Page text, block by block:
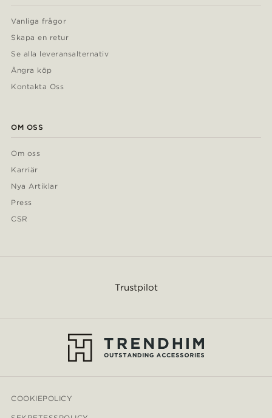
Vanliga frågor
Skapa en retur
Se alla leveransalternativ
Ångra köp
Kontakta Oss
OM OSS
Om oss
Karriär
Nya Artiklar
Press
CSR
Trustpilot
COOKIEPOLICY